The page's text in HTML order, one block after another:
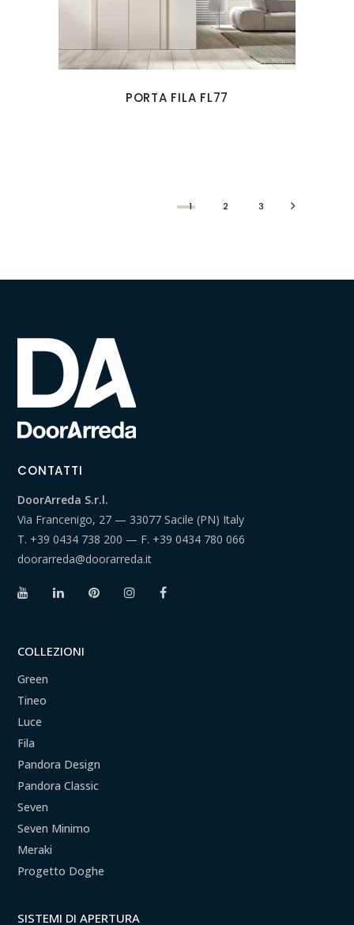
PORTA FILA FL77
1 2 3
CONTATTI
DoorArreda S.r.l.
Via Francenigo, 27 — 33077 Sacile (PN) Italy
T. +39 0434 738 200 — F. +39 0434 780 066
doorarreda@doorarreda.it
COLLEZIONI
Green
Tineo
Luce
Fila
Pandora Design
Pandora Classic
Seven
Seven Minimo
Meraki
Progetto Doghe
SISTEMI DI APERTURA